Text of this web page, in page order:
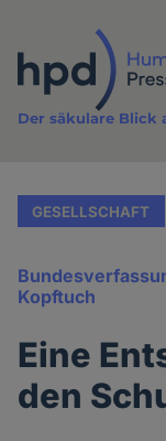
Inhalt
Der säkulare Blick
GESELLSCHAFT
Kopftuch
Eine
den